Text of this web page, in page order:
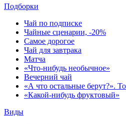
Подборки
Чай по подписке
Чайные сценарии, -20%
Самое дорогое
Чай для завтрака
Матча
«Что-нибудь необычное»
Вечерний чай
«А что остальные берут?».
«Какой-нибудь фруктовый»
Виды